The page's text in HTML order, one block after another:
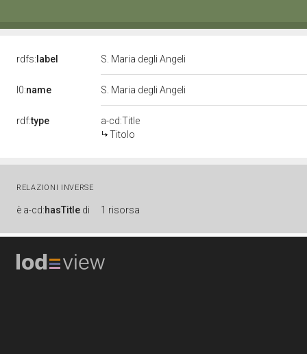
rdfs: label S. Maria degli Angeli
l0:name S. Maria degli Angeli
rdf:type
a-cd:Title
Titolo
RELAZIONI INVERSE
è a-cd:hasTitle di 1 risorsa